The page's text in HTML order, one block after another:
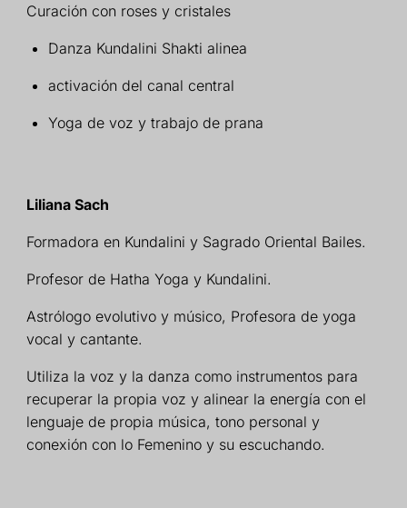
Curación con roses y cristales
Danza Kundalini Shakti alinea
activación del canal central
Yoga de voz y trabajo de prana
Liliana Sach
Formadora en Kundalini y Sagrado Oriental Bailes.
Profesor de Hatha Yoga y Kundalini.
Astrólogo evolutivo y músico, Profesora de yoga
vocal y cantante.
Utiliza la voz y la danza como instrumentos para
recuperar la propia voz y alinear la energía con el
lenguaje de propia música, tono personal y
conexión con lo Femenino y su escuchando.